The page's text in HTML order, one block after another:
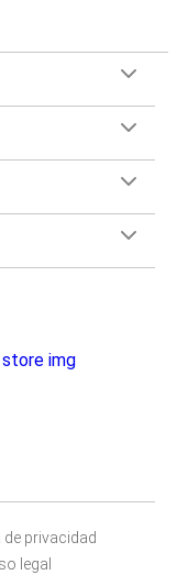
de privacidad
legal